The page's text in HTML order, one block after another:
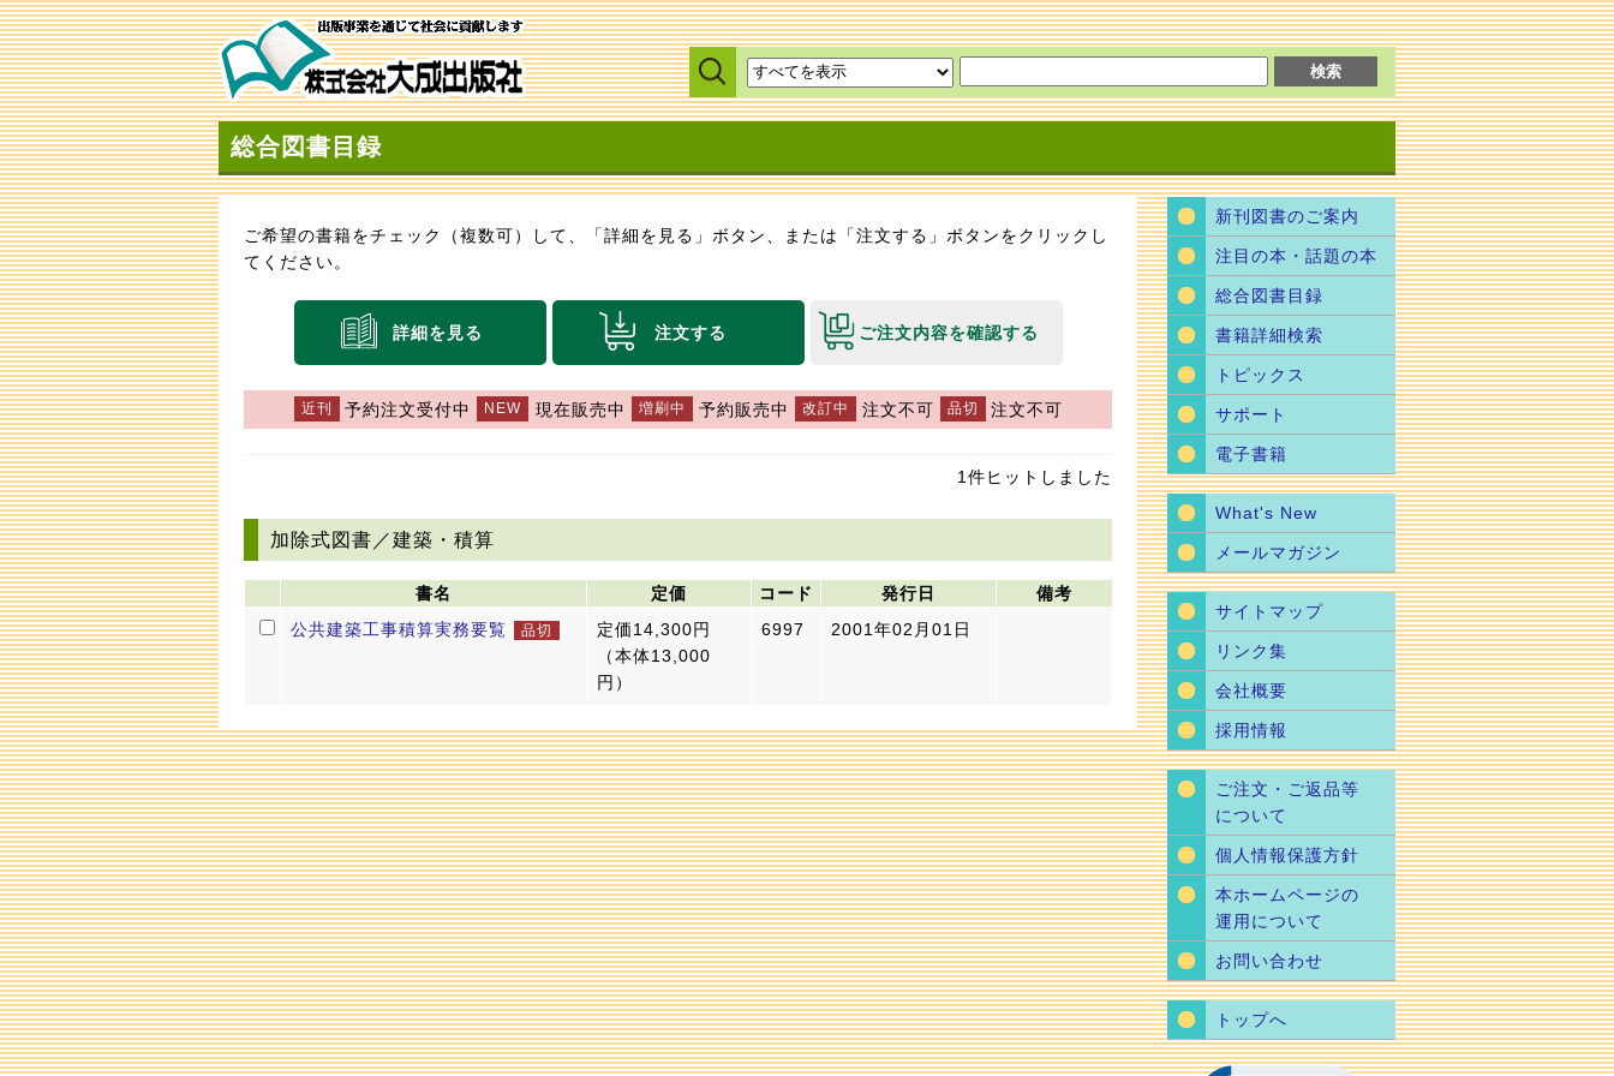
総合図書目録
ご希望の書籍をチェック（複数可）して、「詳細を見る」ボタン、または「注文する」ボタンをクリックし
てください。
詳細を見る 注文する ご注文内容を確認する
予約注文受付中 現在販売中 予約販売中 注文不可 注文不可
1件ヒットしました
加除式図書／建築・積算
書名 定価 コード 発行日
備考
公共建築工事積算実務要覧
定価14,300円
（本体13,000
円）
6997 2001年02月01日
新刊図書のご案内
注目の本・話題の本
総合図書目録
書籍詳細検索
トピックス
サポート
電子書籍
What's New
メールマガジン
サイトマップ
リンク集
会社概要
採用情報
ご注文・ご返品等
について
個人情報保護方針
本ホームページの
運用について
お問い合わせ
トップへ